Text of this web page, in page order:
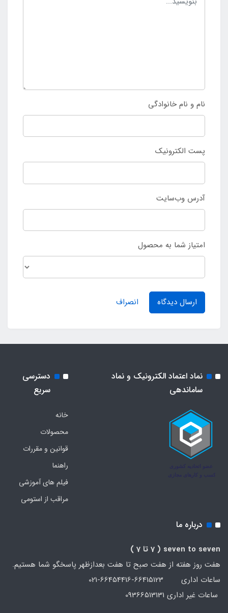
نام و نام خانوادگی
پست الکترونیک
آدرس وب‌سایت
امتیاز شما به محصول
ارسال دیدگاه انصراف
نماد اعتماد الکترونیک و نماد
ساماندهی
دسترسی
سریع
خانه
محصولات
قوانین و مقررات
راهنما
فیلم های آموزشی
مراقب از استومی
درباره ما
seven to seven ( 7 تا 7 )
هفت روز هفته از هفت صبح تا هفت بعدازظهر پاسخگو شما هستیم.
ساعات اداری 66415123-66454416-021
ساعات غیر اداری 09366513131